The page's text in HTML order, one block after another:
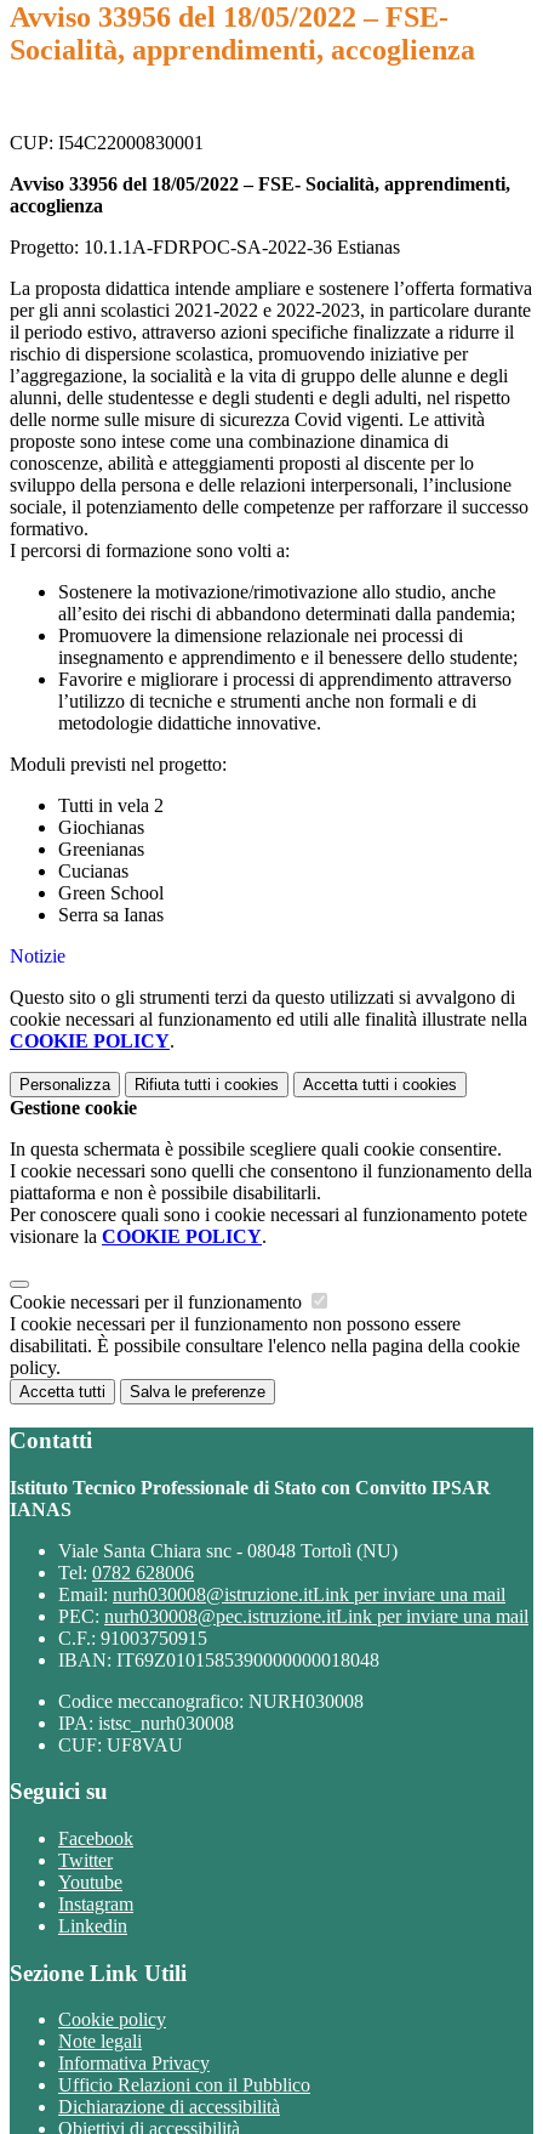
Avviso 33956 del 18/05/2022 – FSE-
Socialità, apprendimenti, accoglienza
CUP: I54C22000830001
Avviso 33956 del 18/05/2022 – FSE- Socialità, apprendimenti,
accoglienza
Progetto: 10.1.1A-FDRPOC-SA-2022-36 Estianas
La proposta didattica intende ampliare e sostenere l’offerta formativa
per gli anni scolastici 2021-2022 e 2022-2023, in particolare durante
il periodo estivo, attraverso azioni specifiche finalizzate a ridurre il
rischio di dispersione scolastica, promuovendo iniziative per
l’aggregazione, la socialità e la vita di gruppo delle alunne e degli
alunni, delle studentesse e degli studenti e degli adulti, nel rispetto
delle norme sulle misure di sicurezza Covid vigenti. Le attività
proposte sono intese come una combinazione dinamica di
conoscenze, abilità e atteggiamenti proposti al discente per lo
sviluppo della persona e delle relazioni interpersonali, l’inclusione
sociale, il potenziamento delle competenze per rafforzare il successo
formativo.
I percorsi di formazione sono volti a:
Sostenere la motivazione/rimotivazione allo studio, anche
all’esito dei rischi di abbandono determinati dalla pandemia;
Promuovere la dimensione relazionale nei processi di
insegnamento e apprendimento e il benessere dello studente;
Favorire e migliorare i processi di apprendimento attraverso
l’utilizzo di tecniche e strumenti anche non formali e di
metodologie didattiche innovative.
Moduli previsti nel progetto:
Tutti in vela 2
Giochianas
Greenianas
Cucianas
Green School
Serra sa Ianas
Notizie
Questo sito o gli strumenti terzi da questo utilizzati si avvalgono di
cookie necessari al funzionamento ed utili alle finalità illustrate nella
COOKIE POLICY.
Personalizza Rifiuta tutti i cookies Accetta tutti i cookies
Gestione cookie
In questa schermata è possibile scegliere quali cookie consentire.
I cookie necessari sono quelli che consentono il funzionamento della
piattaforma e non è possibile disabilitarli.
Per conoscere quali sono i cookie necessari al funzionamento potete
visionare la COOKIE POLICY.
Cookie necessari per il funzionamento
I cookie necessari per il funzionamento non possono essere
disabilitati. È possibile consultare l'elenco nella pagina della cookie
policy.
Accetta tutti Salva le preferenze
Contatti
Istituto Tecnico Professionale di Stato con Convitto IPSAR
IANAS
Viale Santa Chiara snc - 08048 Tortolì (NU)
Tel: 0782 628006
Email: nurh030008@istruzione.itLink per inviare una mail
PEC: nurh030008@pec.istruzione.itLink per inviare una mail
C.F.: 91003750915
IBAN: IT69Z0101585390000000018048
Codice meccanografico: NURH030008
IPA: istsc_nurh030008
CUF: UF8VAU
Seguici su
Facebook
Twitter
Youtube
Instagram
Linkedin
Sezione Link Utili
Cookie policy
Note legali
Informativa Privacy
Ufficio Relazioni con il Pubblico
Dichiarazione di accessibilità
Obiettivi di accessibilità